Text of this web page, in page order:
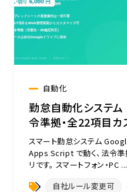
自動化
勤怠自動化システム
令準拠・全22項目カ
スマート勤怠システム
Apps Script で動く、法令
リです。 スマートフォン・PC ...
自社ルール変更可